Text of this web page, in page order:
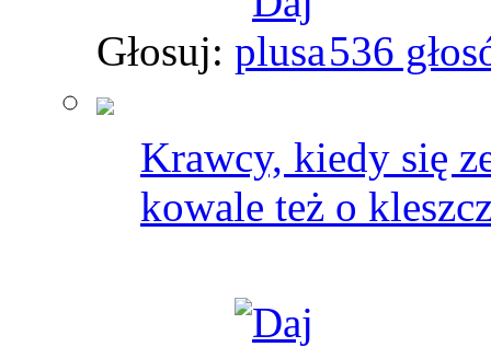
Głosuj: 536
Krawcy, kiedy się
kowale też o